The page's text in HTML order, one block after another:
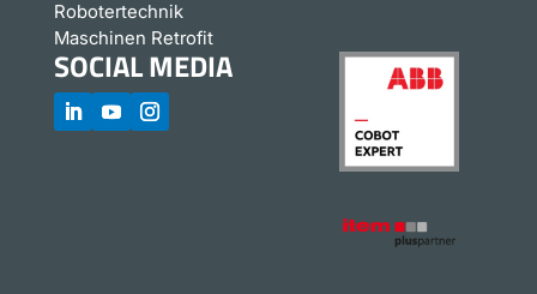
Robotertechnik
Maschinen Retrofit
SOCIAL MEDIA